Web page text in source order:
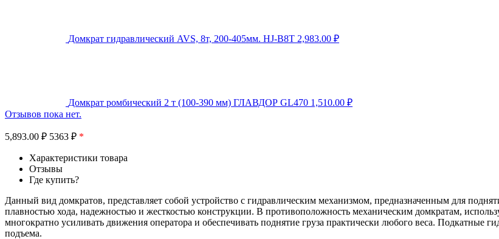
Домкрат гидравлический AVS, 8т, 200-405мм. HJ-B8T 2,983.00 ₽
Домкрат ромбический 2 т (100-390 мм) ГЛАВДОР GL470 1,510.00 ₽
Отзывов пока нет.
5,893.00 ₽ 5363 ₽ *
Характеристики товара
Отзывы
Где купить?
Данный вид домкратов, представляет собой устройство с гидравлическим механизмом, предназначенным для
плавностью хода, надежностью и жесткостью конструкции. В противоположность механическим домкратам,
многократно усиливать движения оператора и обеспечивать поднятие груза практически любого веса. Подкатные
подъема.